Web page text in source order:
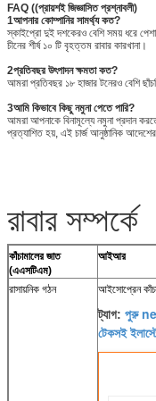
FAQ ((প্রায়শই জিজ্ঞাসিত প্রশ্নাবলী)
1আপনার কোম্পানির সামর্থ্য কত?
স্কাইপ্রো দুই দশকেরও বেশি সময় ধরে
চীনের শীর্ষ ১০ টি বৃহত্তম রাবার কারখানা।
2প্রতিবছর উৎপাদন ক্ষমতা কত?
আমরা প্রতিবছর ১৮ হাজার টনেরও বেশি
3আমি কিভাবে কিছু নমুনা পেতে পারি?
আমরা আপনাকে বিনামূল্যে নমুনা প্রদান
প্রত্যাশিত হয়, এই চার্জ আনুষ্ঠানিক
রাবার সম্পর্কে
কাঁচামালের জাত
(এএসটিএম)
আইআর
রাসায়নিক গঠন আইসোপ্রেন
ট্যাগ: পুরু
টেকসই